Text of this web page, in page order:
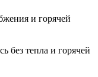
без тепла и горячей